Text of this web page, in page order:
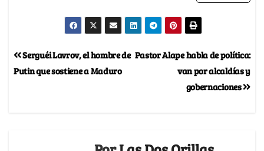
Pastor Alape habla de política:
van por alcaldías y
gobernaciones
Serguéi Lavrov, el hombre de
Putin que sostiene a Maduro